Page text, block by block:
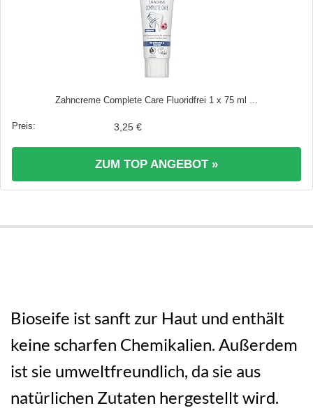
Zahncreme Complete Care Fluoridfrei 1 x 75 ml ...
3,25 €
ZUM TOP ANGEBOT »
Bioseife ist sanft zur Haut und enthält
keine scharfen Chemikalien. Außerdem
ist sie umweltfreundlich, da sie aus
natürlichen Zutaten hergestellt wird.